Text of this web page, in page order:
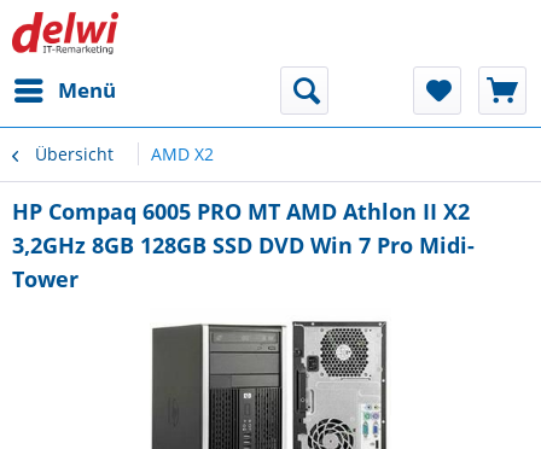
Menü
Übersicht AMD X2
HP Compaq 6005 PRO MT AMD Athlon II X2
3,2GHz 8GB 128GB SSD DVD Win 7 Pro Midi-
Tower